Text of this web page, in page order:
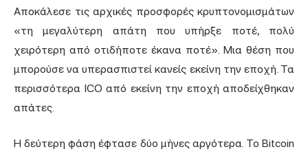
Αποκάλεσε τις αρχικές προσφορές κρυπτονομισμάτων
«τη μεγαλύτερη απάτη που υπήρξε ποτέ, πολύ
χειρότερη από οτιδήποτε έκανα ποτέ». Μια θέση που
μπορούσε να υπερασπιστεί κανείς εκείνη την εποχή. Τα
περισσότερα ICO από εκείνη την εποχή αποδείχθηκαν
απάτες.
Η δεύτερη φάση έφτασε δύο μήνες αργότερα. Το Bitcoin